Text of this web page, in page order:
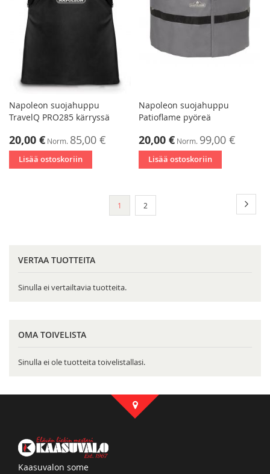
Napoleon suojahuppu
TravelQ PRO285 kärryssä
Tarjoushinta
20,00 € Norm. 85,00 €
Lisää ostoskoriin
Napoleon suojahuppu
Patioflame pyöreä
Tarjoushinta
20,00 € Norm. 99,00 €
Lisää ostoskoriin
Sivu
You're
currently
1 Sivu
2
VERTAA TUOTTEITA
Sinulla ei vertailtavia tuotteita.
OMA TOIVELISTA
Sinulla ei ole tuotteita toivelistallasi.
Kaasuvalon some